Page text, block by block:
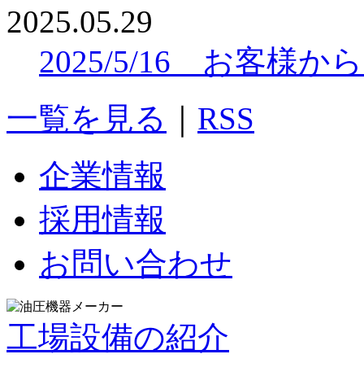
2025.05.29
2025/5/16 お客様か
一覧を見る
RSS
企業情報
採用情報
お問い合わせ
工場設備の紹介